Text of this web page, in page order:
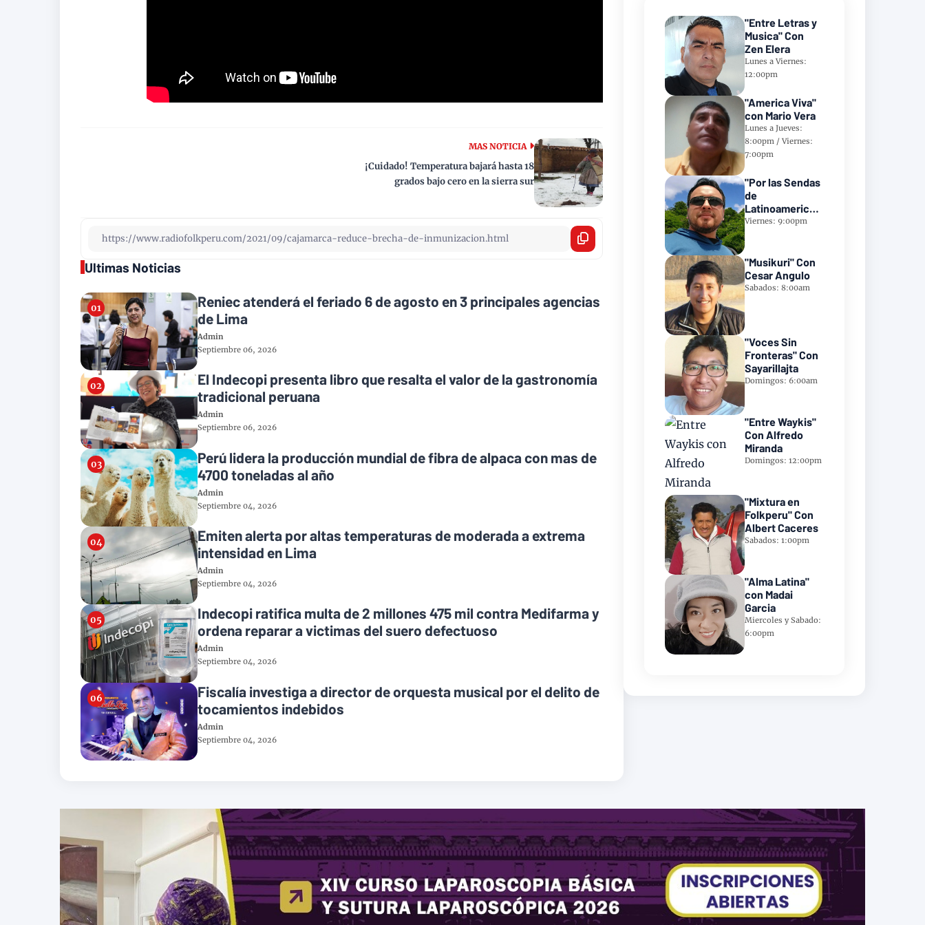
MAS NOTICIA
¡Cuidado! Temperatura bajará hasta 18
grados bajo cero en la sierra sur
Ultimas Noticias
Reniec atenderá el feriado 6 de agosto en 3 principales agencias
de Lima
Admin
Septiembre 06, 2026
El Indecopi presenta libro que resalta el valor de la gastronomía
tradicional peruana
Admin
Septiembre 06, 2026
Perú lidera la producción mundial de fibra de alpaca con mas de
4700 toneladas al año
Admin
Septiembre 04, 2026
Emiten alerta por altas temperaturas de moderada a extrema
intensidad en Lima
Admin
Septiembre 04, 2026
Indecopi ratifica multa de 2 millones 475 mil contra Medifarma y
ordena reparar a victimas del suero defectuoso
Admin
Septiembre 04, 2026
Fiscalía investiga a director de orquesta musical por el delito de
tocamientos indebidos
Admin
Septiembre 04, 2026
"Entre Letras y
Musica" Con
Zen Elera
Lunes a Viernes:
12:00pm
"America Viva"
con Mario Vera
Lunes a Jueves:
8:00pm / Viernes:
7:00pm
"Por las Sendas
de
Latinoamerica"
Con Frank
Viernes: 9:00pm
"Musikuri" Con
Cesar Angulo
Sabados: 8:00am
"Voces Sin
Fronteras" Con
Sayarillajta
Domingos: 6:00am
"Entre Waykis"
Con Alfredo
Miranda
Domingos: 12:00pm
"Mixtura en
Folkperu" Con
Albert Caceres
Sabados: 1:00pm
"Alma Latina"
con Madai
Garcia
Miercoles y Sabado:
6:00pm